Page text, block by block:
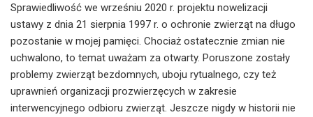
Sprawiedliwość we wrześniu 2020 r. projektu nowelizacji
ustawy z dnia 21 sierpnia 1997 r. o ochronie zwierząt na długo
pozostanie w mojej pamięci. Chociaż ostatecznie zmian nie
uchwalono, to temat uważam za otwarty. Poruszone zostały
problemy zwierząt bezdomnych, uboju rytualnego, czy też
uprawnień organizacji prozwierzęcych w zakresie
interwencyjnego odbioru zwierząt. Jeszcze nigdy w historii nie